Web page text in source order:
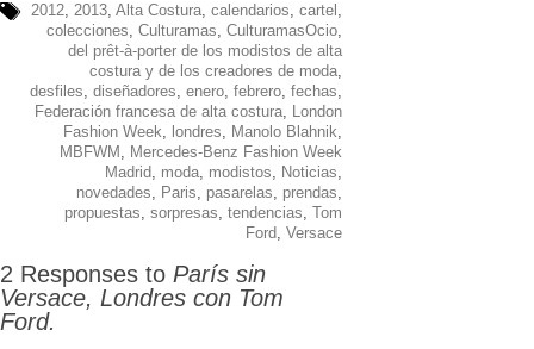
2012, 2013, Alta Costura, calendarios, cartel ,
colecciones, Culturamas, CulturamasOcio,
del prêt-à-porter de los modistos de alta
costura y de los creadores de moda,
desfiles, diseñadores, enero, febrero, fechas,
Federación francesa de alta costura, London
Fashion Week, londres, Manolo Blahnik,
MBFWM , Mercedes-Benz Fashion Week
Madrid, moda, modistos, Noticias,
novedades, Paris, pasarelas, prendas,
propuestas, sorpresas, tendencias, Tom
Ford, Versace
2 Responses to París sin
Versace, Londres con Tom
Ford.